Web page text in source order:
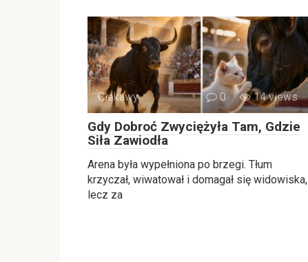
Ciekawy 0 14 views
Gdy Dobroć Zwyciężyła Tam, Gdzie
Siła Zawiodła
Arena była wypełniona po brzegi. Tłum
krzyczał, wiwatował i domagał się widowiska,
lecz za